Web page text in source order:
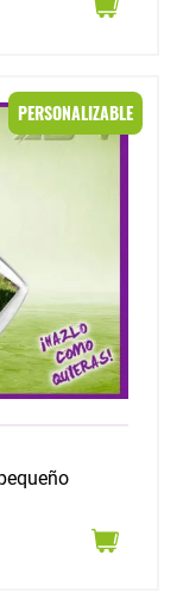
PERSONALIZABLE